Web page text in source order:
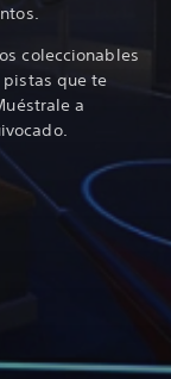
coleccionables
que te
a